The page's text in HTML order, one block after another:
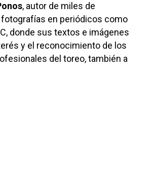
, autor de miles de
en periódicos como
donde sus textos e imágenes
y el reconocimiento de los
del toreo, también a